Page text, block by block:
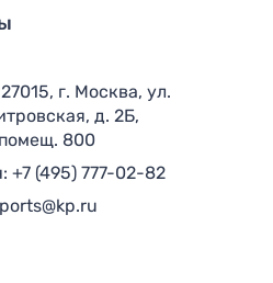
г. Москва, ул.
д. 2Б,
800
+7 (495) 777-02-82